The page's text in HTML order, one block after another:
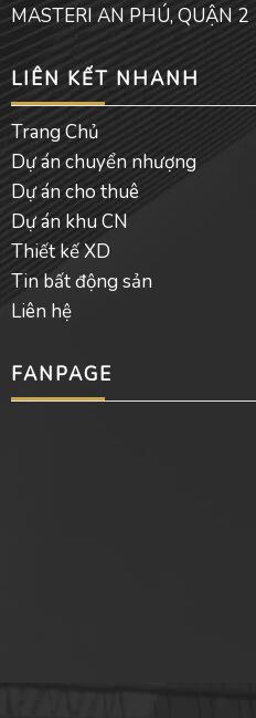
MASTERI AN PHÚ, QUẬN 2
LIÊN KẾT NHANH
Trang Chủ
Dự án chuyển nhượng
Dự án cho thuê
Dự án khu CN
Thiết kế XD
Tin bất động sản
Liên hệ
FANPAGE